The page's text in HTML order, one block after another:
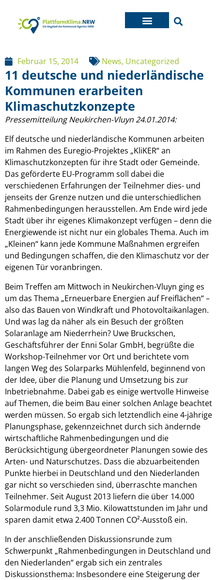
Februar 15, 2014 News, Uncategorized
11 deutsche und niederländische
Kommunen erarbeiten
Klimaschutzkonzepte
Pressemitteilung Neukirchen-Vluyn 24.01.2014:
Elf deutsche und niederländische Kommunen arbeiten
im Rahmen des Euregio-Projektes „KliKER“ an
Klimaschutzkonzepten für ihre Stadt oder Gemeinde.
Das geförderte EU-Programm soll dabei die
verschiedenen Erfahrungen der Teilnehmer dies- und
jenseits der Grenze nutzen und die unterschiedlichen
Rahmenbedingungen herausstellen. Am Ende wird jede
Stadt über ihr eigenes Klimakonzept verfügen – denn die
Energiewende ist nicht nur ein globales Thema. Auch im
„Kleinen“ kann jede Kommune Maßnahmen ergreifen
und Bedingungen schaffen, die den Klimaschutz vor der
eigenen Tür voranbringen.
Beim Treffen am Mittwoch in Neukirchen-Vluyn ging es
um das Thema „Erneuerbare Energien auf Freiflächen“ –
also das Bauen von Windkraft und Photovoltaikanlagen.
Und was lag da näher als ein Besuch der größten
Solaranlage am Niederrhein? Uwe Bruckschen,
Geschäftsführer der Enni Solar GmbH, begrüßte die
Workshop-Teilnehmer vor Ort und berichtete vom
langen Weg des Solarparks Mühlenfeld, beginnend von
der Idee, über die Planung und Umsetzung bis zur
Inbetriebnahme. Dabei gab es einige wertvolle Hinweise
auf Themen, die beim Bau einer solchen Anlage beachtet
werden müssen. So ergab sich letztendlich eine 4-jährige
Planungsphase, gekennzeichnet durch sich ändernde
wirtschaftliche Rahmenbedingungen und die
Berücksichtigung übergeordneter Planungen sowie des
Arten- und Naturschutzes. Dass die abzuarbeitenden
Punkte hierbei in Deutschland und den Niederlanden
gar nicht so verschieden sind, überraschte manchen
Teilnehmer. Seit August 2013 liefern die über 14.000
Solarmodule rund 3,3 Mio. Kilowattstunden im Jahr und
sparen damit etwa 2.400 Tonnen CO²-Ausstoß ein.
In der anschließenden Diskussionsrunde zum
Schwerpunkt „Rahmenbedingungen in Deutschland und
den Niederlanden“ ergab sich ein zentrales
Diskussionsthema: Insbesondere eine Steigerung der